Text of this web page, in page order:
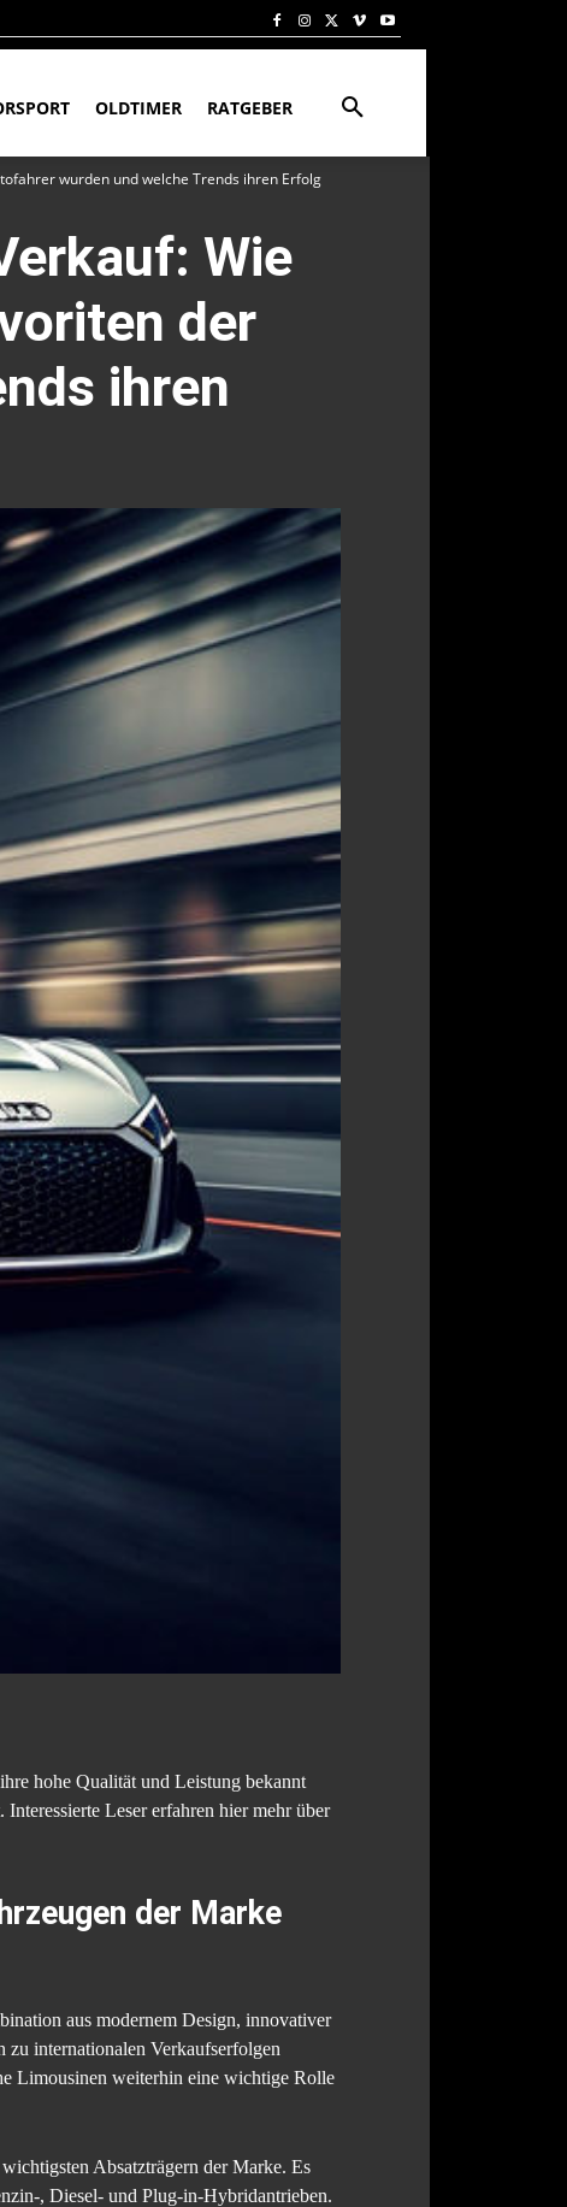
OLDTIMER RATGEBER
wurden und welche Trends ihren Erfolg
Wie
der
ihren
hohe Qualität und Leistung bekannt
Leser erfahren hier mehr über
der Marke
aus modernem Design, innovativer
internationalen Verkaufserfolgen
Limousinen weiterhin eine wichtige Rolle
Absatzträgern der Marke. Es
, Diesel- und Plug-in-Hybridantrieben.